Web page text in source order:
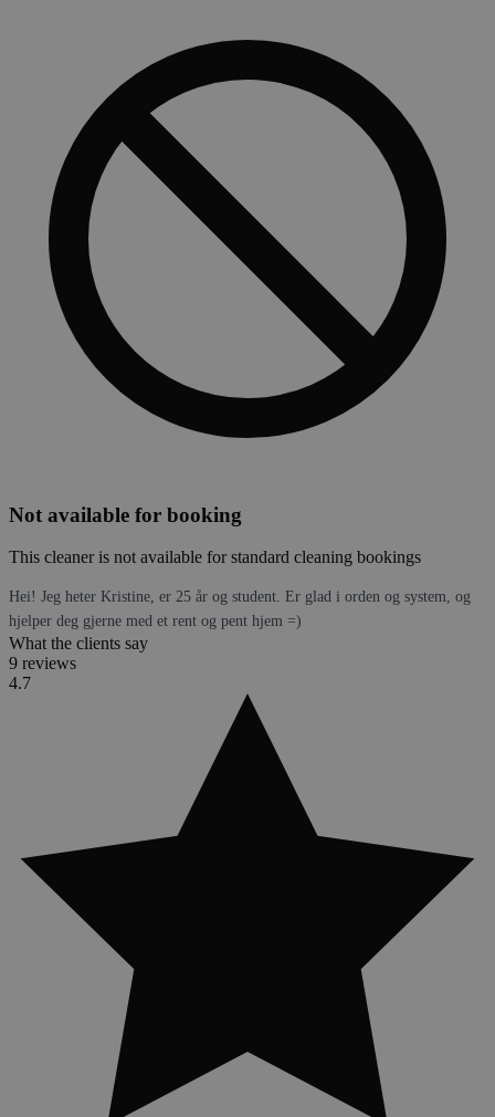
Not available for booking
This cleaner is not available for standard cleaning bookings
Hei! Jeg heter Kristine, er 25 år og student. Er glad i orden og system, og
hjelper deg gjerne med et rent og pent hjem =)
What the clients say
9 reviews
4.7